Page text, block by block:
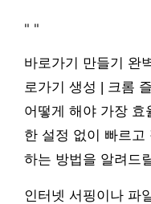
" "
바로가기 만들기 완
로가기 생성 | 크롬
어떻게 해야 가장 효
한 설정 없이 빠르고
하는 방법을 알려드
인터넷 서핑이나 파